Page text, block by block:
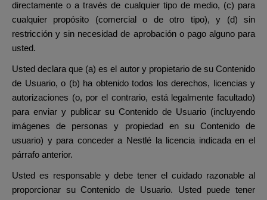
directamente o a través de cualquier tipo de medio, (c) para
cualquier propósito (comercial o de otro tipo), y (d) sin
restricción y sin necesidad de aprobación o pago alguno para
usted.
Usted declara que (a) es el autor y propietario de su Contenido
de Usuario, o (b) ha obtenido todos los derechos, licencias y
autorizaciones (o, por el contrario, está legalmente facultado)
para enviar y publicar su Contenido de Usuario (incluyendo
imágenes de personas y propiedad en su Contenido de
usuario) y para conceder a Nestlé la licencia indicada en el
párrafo anterior.
Usted es responsable y debe tener el cuidado razonable al
proporcionar su Contenido de Usuario. Usted puede tener